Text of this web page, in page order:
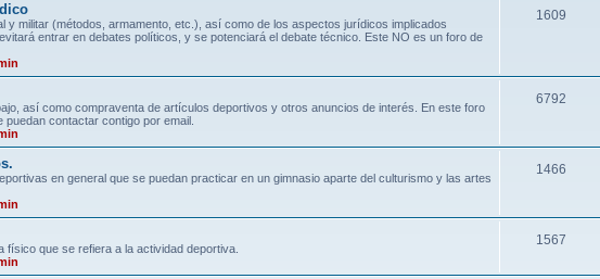
y militar (métodos, armamento, etc.), así como de los aspectos jurídicos implicados
entrar en debates políticos, y se potenciará el debate técnico. Este NO es un foro de
1609
así como compraventa de artículos deportivos y otros anuncios de interés. En este foro
contactar contigo por email.
6792
en general que se puedan practicar en un gimnasio aparte del culturismo y las artes
1466
que se refiera a la actividad deportiva.
1567